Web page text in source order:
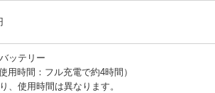
ッテリー
用時間：フル充電で約4時間）
、使用時間は異なります。